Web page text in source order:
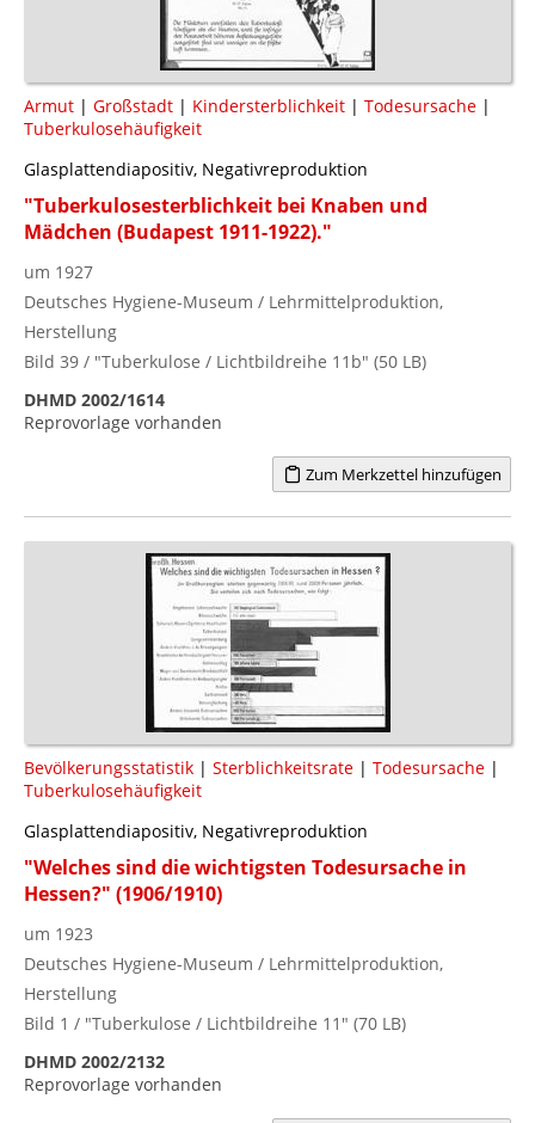
Armut | Großstadt | Kindersterblichkeit | Todesursache |
Tuberkulosehäufigkeit
Glasplattendiapositiv, Negativreproduktion
"Tuberkulosesterblichkeit bei Knaben und
Mädchen (Budapest 1911-1922)."
um 1927
Deutsches Hygiene-Museum / Lehrmittelproduktion,
Herstellung
Bild 39 / "Tuberkulose / Lichtbildreihe 11b" (50 LB)
DHMD 2002/1614
Reprovorlage vorhanden
Zum Merkzettel hinzufügen
Bevölkerungsstatistik | Sterblichkeitsrate | Todesursache |
Tuberkulosehäufigkeit
Glasplattendiapositiv, Negativreproduktion
"Welches sind die wichtigsten Todesursache in
Hessen?" (1906/1910)
um 1923
Deutsches Hygiene-Museum / Lehrmittelproduktion,
Herstellung
Bild 1 / "Tuberkulose / Lichtbildreihe 11" (70 LB)
DHMD 2002/2132
Reprovorlage vorhanden